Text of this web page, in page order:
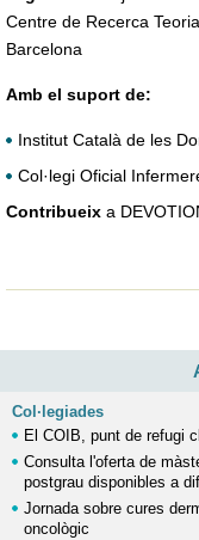
Centre de Recerca
Barcelona
Amb el suport de:
Institut Català de les
Col·legi Oficial
Contribueix a
Col·legiades
El COIB, punt de refugi
Consulta l'oferta de
postgrau disponibles a
Jornada sobre cures
oncològic